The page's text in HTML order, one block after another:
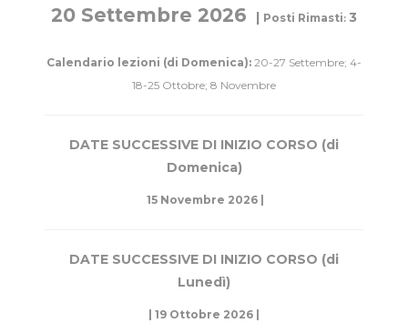
20 Settembre 2026 | Posti Rimasti: 3
Calendario lezioni (di Domenica): 20-27 Settembre; 4-
18-25 Ottobre; 8 Novembre
DATE SUCCESSIVE DI INIZIO CORSO (di
Domenica)
15 Novembre 2026 |
DATE SUCCESSIVE DI INIZIO CORSO (di
Lunedì)
| 19 Ottobre 2026 |